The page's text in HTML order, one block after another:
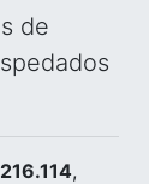
de
,